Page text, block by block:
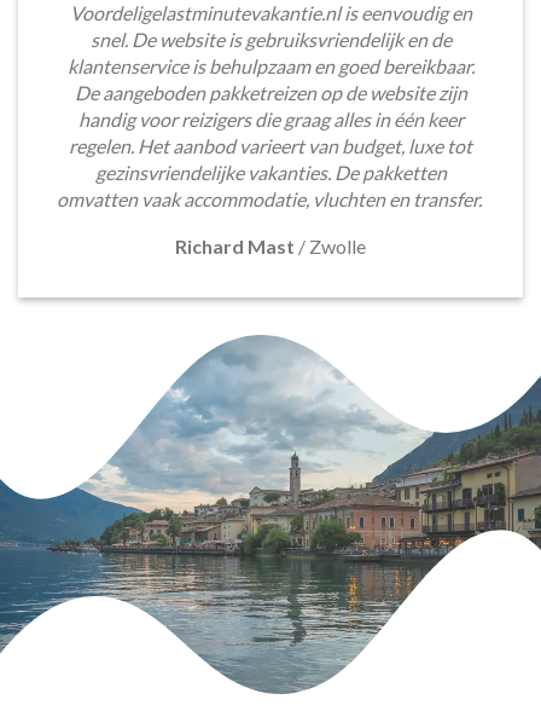
Voordeligelastminutevakantie.nl is eenvoudig en
snel. De website is gebruiksvriendelijk en de
klantenservice is behulpzaam en goed bereikbaar.
De aangeboden pakketreizen op de website zijn
handig voor reizigers die graag alles in één keer
regelen. Het aanbod varieert van budget, luxe tot
gezinsvriendelijke vakanties. De pakketten
omvatten vaak accommodatie, vluchten en transfer.
Richard Mast / Zwolle